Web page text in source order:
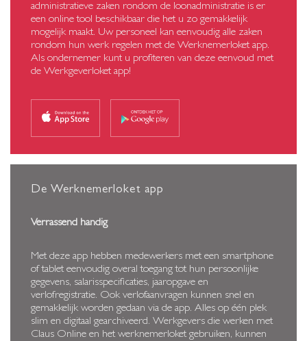
administratieve zaken rondom de loonadministratie is er
een online tool beschikbaar die het u zo gemakkelijk
mogelijk maakt. Uw personeel kan eenvoudig alle zaken
rondom hun werk regelen met de Werknemerloket app.
Als ondernemer kunt u profiteren van deze eenvoud met
de Werkgeverloket app!
De Werknemerloket app
Verrassend handig
Met deze app hebben medewerkers met een smartphone
of tablet eenvoudig overal toegang tot hun persoonlijke
gegevens, salarisspecificaties, jaaropgave en
verlofregistratie. Ook verlofaanvragen kunnen snel en
gemakkelijk worden gedaan via de app. Alles op één plek
slim en digitaal gearchiveerd. Werkgevers die werken met
Claus Online en het werknemerloket gebruiken, kunnen